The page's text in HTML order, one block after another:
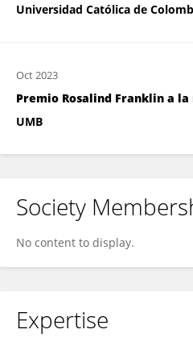
Universidad Católica de
Oct 2023
Premio Rosalind Franklin a
UMB
Society
No content to display.
Expertise